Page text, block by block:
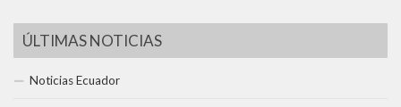
ÚLTIMAS NOTICIAS
Noticias Ecuador